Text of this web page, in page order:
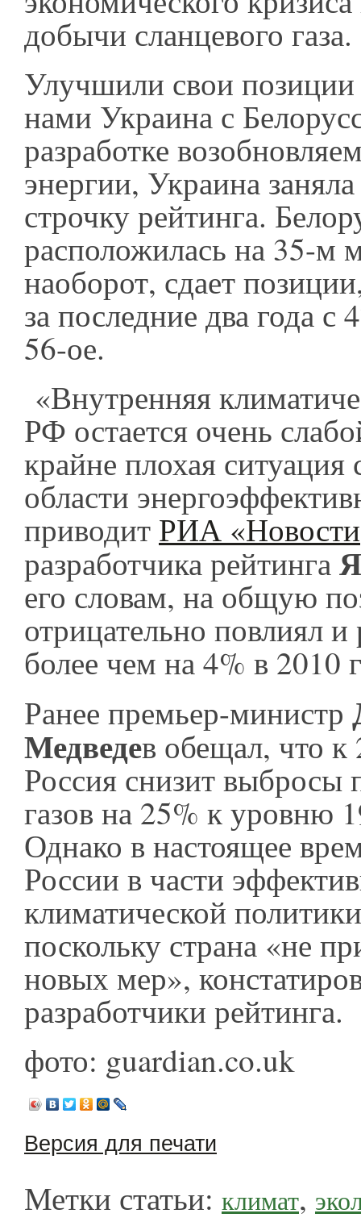
добычи сланцевого
Улучшили свои позиции
нами Украина с
разработке
энергии, Украина
строчку рейтинга.
расположилась на 35-м
наоборот, сдает
за последние два года с
56-ое.
«Внутренняя
РФ остается очень
крайне плохая ситуация
области
приводит РИА «Новости
разработчика рейтинга
его словам, на общую
отрицательно повлиял
более чем на 4% в 2010
Ранее премьер-министр
Медведев обещал, что к
Россия снизит выбросы
газов на 25% к уровню
Однако в настоящее
России в части
климатической
поскольку страна «не
новых мер»,
разработчики рейтинга.
фото: guardian.co.uk
Версия для печати
Метки статьи: климат,